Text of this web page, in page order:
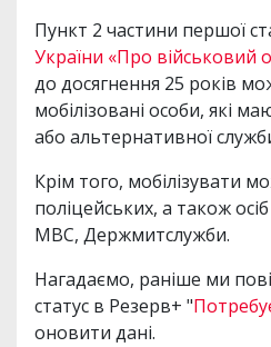
Пункт 2 частини першої
України «Про військовий
до досягнення 25 років
мобілізовані особи, які
або альтернативної
Крім того, мобілізувати
поліцейських, а також
МВС, Держмитслужби.
Нагадаємо, раніше ми
статус в Резерв+ "
оновити дані.